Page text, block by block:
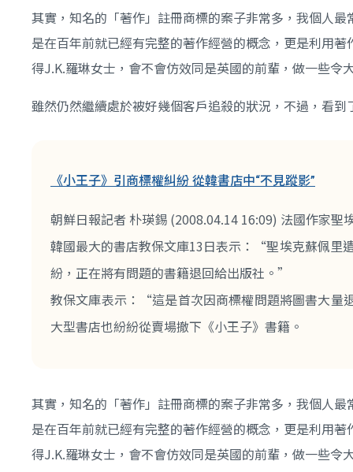
其實，知名的「著作」註冊商標的案子非常多，我個人
是在百年前就已經有完整的著作經營的概念，更是利用
得J.K.羅琳女士，會不會仿效同是英國的前輩，做一些令
雖然仍然繼續處於被好幾個客戶追殺的狀況，不過，看
《小王子》引商標權糾紛 從韓書店中“不見蹤影”
朝鮮日報記者 朴瑛錫 (2008.04.14 16:09) 法國作家
韓國最大的書店教保文庫13日表示：“聖埃克蘇佩里
紛，正在將有問題的書籍退回給出版社。”
教保文庫表示：“這是首次因商標權問題將圖書大量
大型書店也紛紛從賣場撤下《小王子》書籍。
其實，知名的「著作」註冊商標的案子非常多，我個人
是在百年前就已經有完整的著作經營的概念，更是利用
得J.K.羅琳女士，會不會仿效同是英國的前輩，做一些令